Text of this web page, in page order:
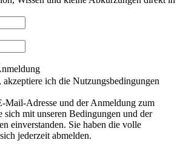
ich die Nutzungsbedingungen
Mail-Adresse und der Anmeldung zum
sich mit unseren Bedingungen und der
einverstanden. Sie haben die volle
jederzeit abmelden.